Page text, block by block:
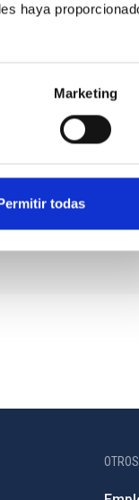
haya
Marketing
todas
Espectros
cuásares